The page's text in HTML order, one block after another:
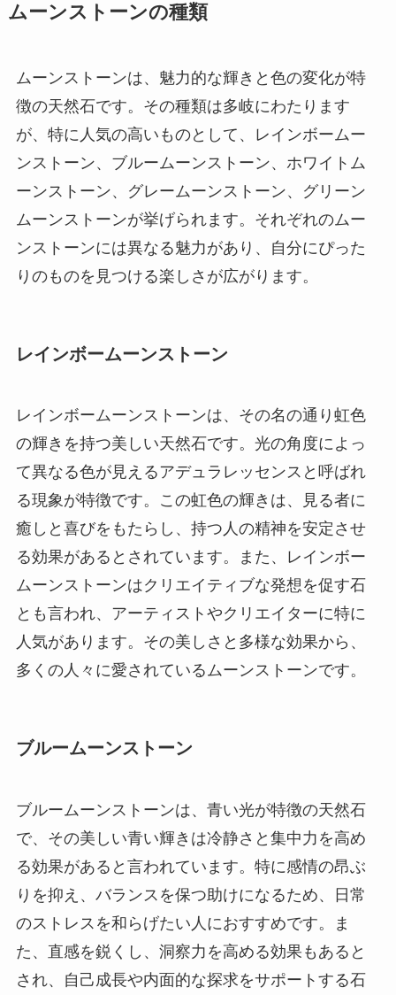
ムーンストーンの種類
ムーンストーンは、魅力的な輝きと色の変化が特
徴の天然石です。その種類は多岐にわたります
が、特に人気の高いものとして、レインボームー
ンストーン、ブルームーンストーン、ホワイトム
ーンストーン、グレームーンストーン、グリーン
ムーンストーンが挙げられます。それぞれのムー
ンストーンには異なる魅力があり、自分にぴった
りのものを見つける楽しさが広がります。
レインボームーンストーン
レインボームーンストーンは、その名の通り虹色
の輝きを持つ美しい天然石です。光の角度によっ
て異なる色が見えるアデュラレッセンスと呼ばれ
る現象が特徴です。この虹色の輝きは、見る者に
癒しと喜びをもたらし、持つ人の精神を安定させ
る効果があるとされています。また、レインボー
ムーンストーンはクリエイティブな発想を促す石
とも言われ、アーティストやクリエイターに特に
人気があります。その美しさと多様な効果から、
多くの人々に愛されているムーンストーンです。
ブルームーンストーン
ブルームーンストーンは、青い光が特徴の天然石
で、その美しい青い輝きは冷静さと集中力を高め
る効果があると言われています。特に感情の昂ぶ
りを抑え、バランスを保つ助けになるため、日常
のストレスを和らげたい人におすすめです。ま
た、直感を鋭くし、洞察力を高める効果もあると
され、自己成長や内面的な探求をサポートする石